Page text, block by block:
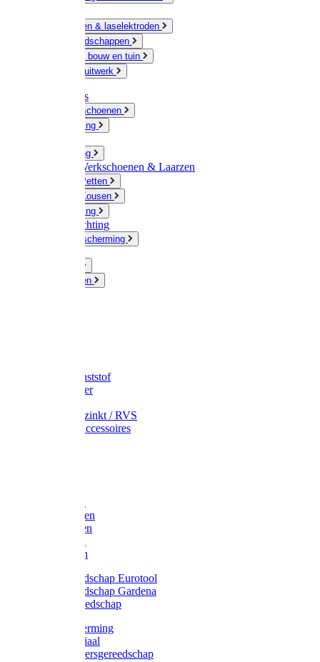
Slijpschijven & laselektroden
Handgereedschappen
IJzerwaren bouw en tuin
Hang en sluitwerk
Disposables
Werkhandschoenen
Regenkleding
Werkkleding
Wandel-/ Werkschoenen & Laarzen
Hoeden / Petten
Sokken / Kousen
Winterkleding
Winkelinrichting
Gelaatsbescherming
Knaagdieren
Emmer kunststof
Schepemmer
Emmer verzinkt / RVS
Regenton accessoires
Gazonharken
Asfaltharken
Hooiharken
Handgereedschap Eurotool
Handgereedschap Gardena
Kindergereedschap
Kniebescherming
Afzetmateriaal
Stratenmakersgereedschap